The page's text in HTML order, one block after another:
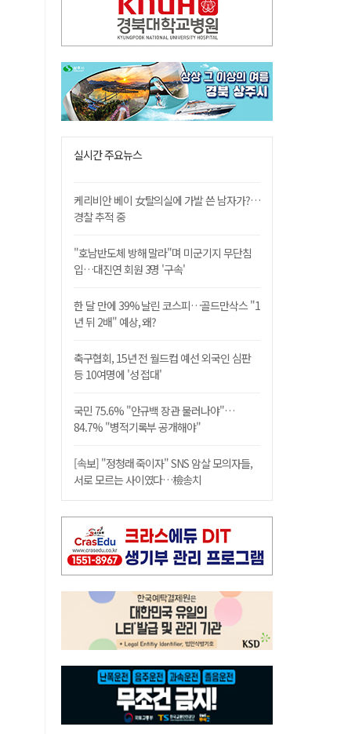
실시간 주요뉴스
케리비안 베이 女탈의실에 가발 쓴 남자가?…
경찰 추적 중
"호남반도체 방해 말라"며 미군기지 무단침
입…대진연 회원 3명 '구속'
한 달 만에 39% 날린 코스피…골드만삭스 "1
년 뒤 2배" 예상, 왜?
축구협회, 15년 전 월드컵 예선 외국인 심판
등 10여명에 '성 접대'
국민 75.6% "안규백 장관 물러나야"…
84.7% "병적기록부 공개해야"
[속보] "정청래 죽이자" SNS 암살 모의자들,
서로 모르는 사이였다…檢송치